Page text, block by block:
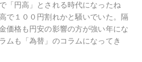
「円高」とされる時代になったね
で１００円割れかと騒いでいた。隔
価格も円安の影響の方が強い年にな
ムも「為替」のコラムになってき